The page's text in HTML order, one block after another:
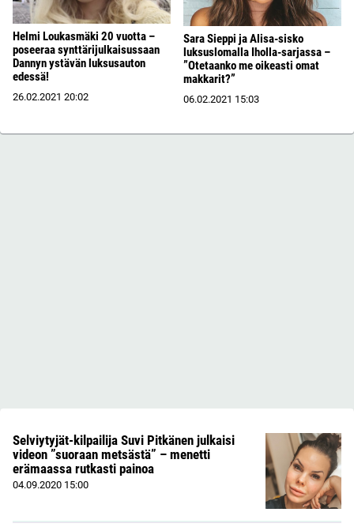
Helmi Loukasmäki 20 vuotta –
poseeraa synttärijulkaisussaan
Dannyn ystävän luksusauton
edessä!
26.02.2021 20:02
Sara Sieppi ja Alisa-sisko
luksuslomalla Iholla-sarjassa –
”Otetaanko me oikeasti omat
makkarit?”
06.02.2021 15:03
Selviytyjät-kilpailija Suvi Pitkänen julkaisi
videon ”suoraan metsästä” – menetti
erämaassa rutkasti painoa
04.09.2020 15:00